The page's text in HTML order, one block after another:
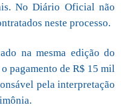
No Diário Oficial não
neste processo.
na mesma edição do
pagamento de R$ 15 mil
pela interpretação